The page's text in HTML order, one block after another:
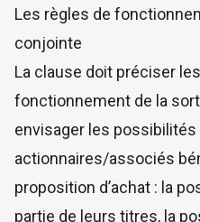
Les règles de
conjointe
La clause doit préciser
fonctionnement de la
envisager les possibilités
actionnaires/associés
proposition d’achat : la
partie de leurs titres, la